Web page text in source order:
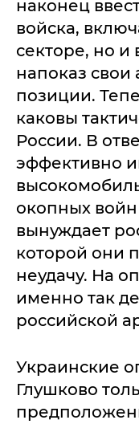
наконец
войска,
секторе, но и
напоказ
позиции.
каковы
России. В
эффективно
окопных
вынуждает
которой они
неудачу. На
именно так
российской
Украинские
Глушково